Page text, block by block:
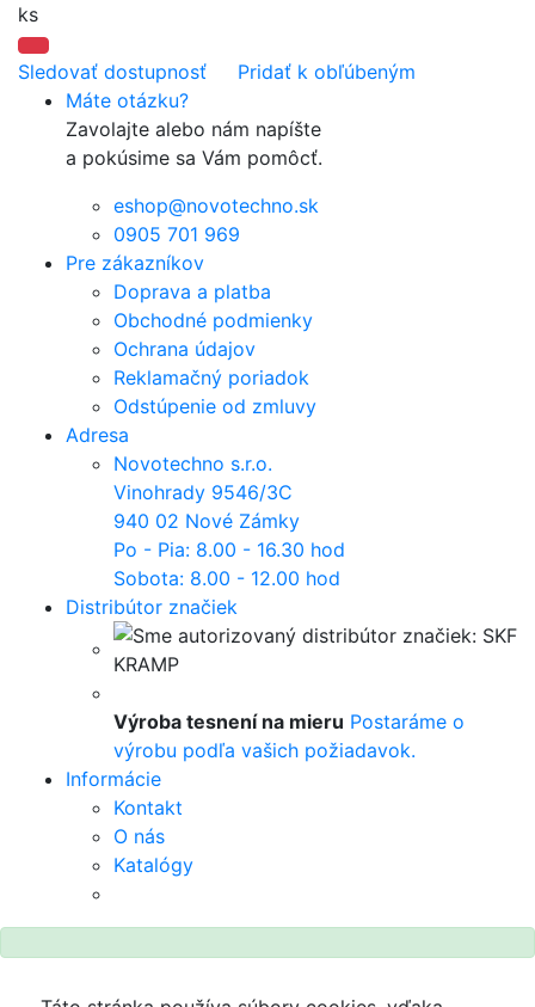
ks
Sledovať dostupnosť
Pridať k obľúbeným
Máte otázku?
Zavolajte alebo nám napíšte
a pokúsime sa Vám pomôcť.
eshop@novotechno.sk
0905 701 969
Pre zákazníkov
Doprava a platba
Obchodné podmienky
Ochrana údajov
Reklamačný poriadok
Odstúpenie od zmluvy
Adresa
Novotechno s.r.o.
Vinohrady 9546/3C
940 02 Nové Zámky
Po - Pia: 8.00 - 16.30 hod
Sobota: 8.00 - 12.00 hod
Distribútor značiek
Výroba tesnení na mieru Postaráme o
výrobu podľa vašich požiadavok.
Informácie
Kontakt
O nás
Katalógy